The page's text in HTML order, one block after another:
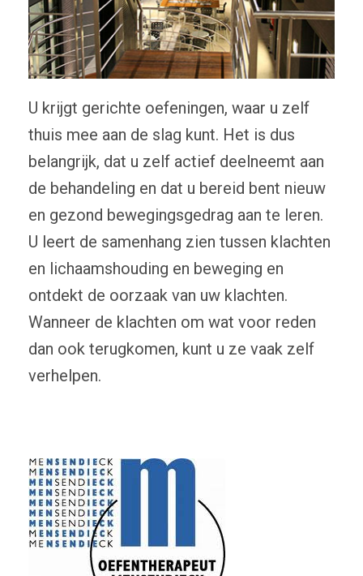
U krijgt gerichte oefeningen, waar u zelf
thuis mee aan de slag kunt. Het is dus
belangrijk, dat u zelf actief deelneemt aan
de behandeling en dat u bereid bent nieuw
en gezond bewegingsgedrag aan te leren.
U leert de samenhang zien tussen klachten
en lichaamshouding en beweging en
ontdekt de oorzaak van uw klachten.
Wanneer de klachten om wat voor reden
dan ook terugkomen, kunt u ze vaak zelf
verhelpen.